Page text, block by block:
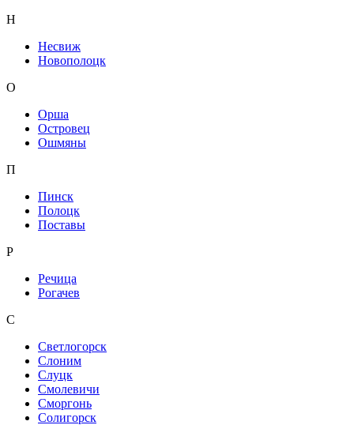
Н
Несвиж
Новополоцк
О
Орша
Островец
Ошмяны
П
Пинск
Полоцк
Поставы
Р
Речица
Рогачев
С
Светлогорск
Слоним
Слуцк
Смолевичи
Сморгонь
Солигорск